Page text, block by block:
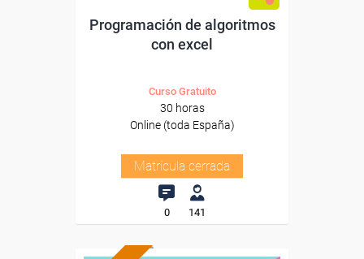
Programación de algoritmos
con excel
Curso Gratuito
30 horas
Online (toda España)
Matrícula cerrada
0 141